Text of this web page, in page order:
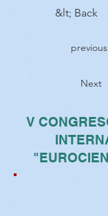
&lt; Back
previous
Next
V